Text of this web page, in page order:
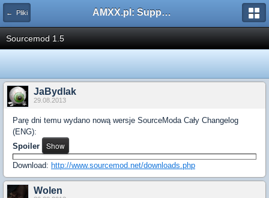
← Pliki AMXX.pl: Support AMX Mod X i SourceMod
Sourcemod 1.5
JaBydlak
29.08.2013
Parę dni temu wydano nową wersje SourceModa Cały Changelog
(ENG):
Spoiler
Download: http://www.sourcemod.net/downloads.php
Wolen